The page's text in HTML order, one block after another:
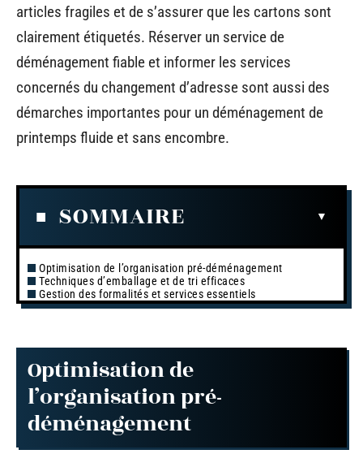
articles fragiles et de s’assurer que les cartons sont
clairement étiquetés. Réserver un service de
déménagement fiable et informer les services
concernés du changement d’adresse sont aussi des
démarches importantes pour un déménagement de
printemps fluide et sans encombre.
SOMMAIRE
Optimisation de l’organisation pré-déménagement
Techniques d’emballage et de tri efficaces
Gestion des formalités et services essentiels
Optimisation de
l’organisation pré-
déménagement